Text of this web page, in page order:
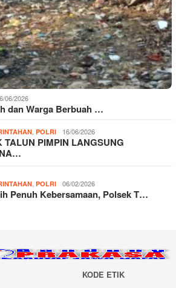
06/2026
dan Warga Berbuah …
, POLRI 16/06/2026
TALUN PIMPIN LANGSUNG
, POLRI 06/02/2026
Penuh Kebersamaan, Polsek T…
KODE ETIK